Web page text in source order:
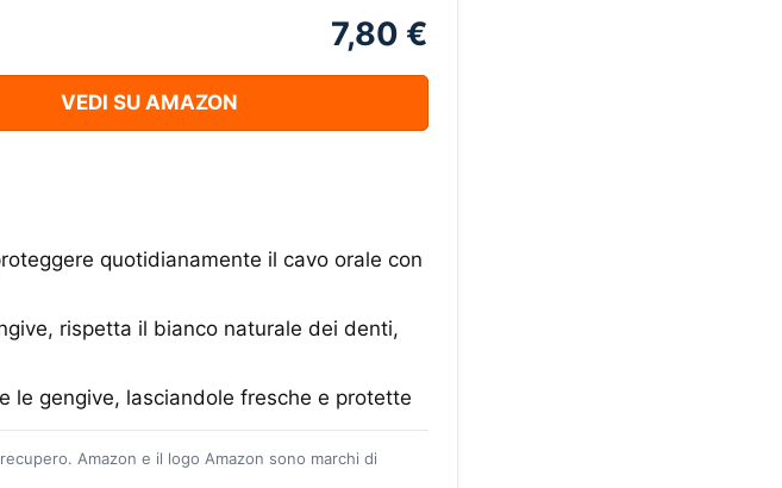
7,80 €
VEDI SU AMAZON
quotidianamente il cavo orale con
rispetta il bianco naturale dei denti,
le gengive, lasciandole fresche e protette
Amazon e il logo Amazon sono marchi di